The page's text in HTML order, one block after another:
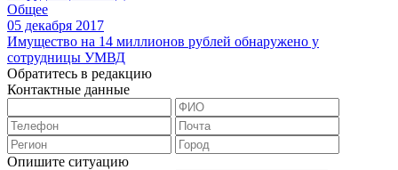
Общее
05 декабря 2017
Имущество на 14 миллионов рублей обнаружено у
сотрудницы УМВД
Обратитесь в редакцию
Контактные данные
Опишите ситуацию